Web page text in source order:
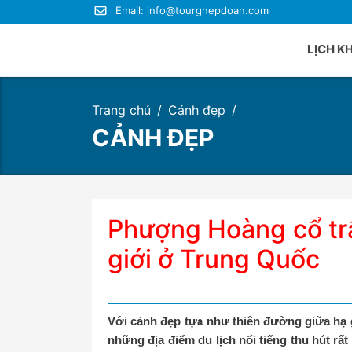
Email: info@tourghepdoan.com
LỊCH
Du
Trang chủ Cảnh đẹp
CẢNH ĐẸP
Phượng Hoàng cổ
giới ở Trung Quốc
Với cảnh đẹp tựa như thiên đường giữa
những địa điểm du lịch nổi tiếng thu hút